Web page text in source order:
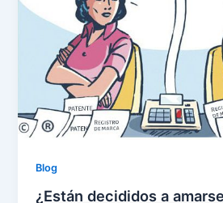
Blog
¿Están decididos a